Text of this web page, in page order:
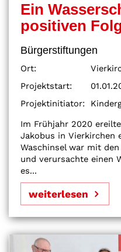
Ein
positiven
Bürgerstiftungen
Ort:
Projektstart:
Projektinitiator:
Im Frühjahr 2020
Jakobus in Vierkirchen
Waschinsel war mit
und verursachte einen
es...
weiterlesen